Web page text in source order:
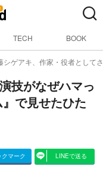
TECH BOOK
シゲアキ、作家・役者として
技がなぜハマっ
で見せたひた
クマーク LINEで送る